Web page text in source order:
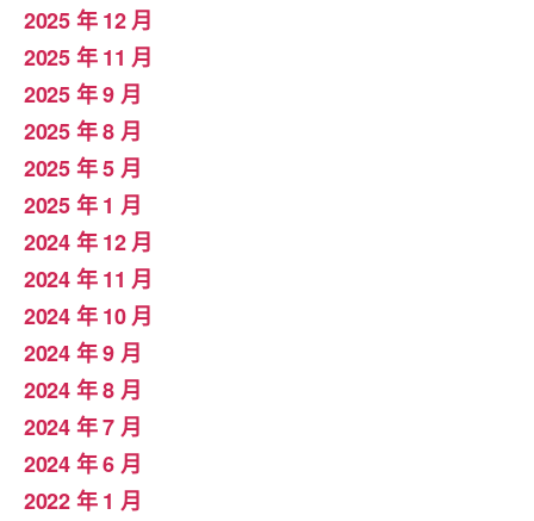
2025 年 12 月
2025 年 11 月
2025 年 9 月
2025 年 8 月
2025 年 5 月
2025 年 1 月
2024 年 12 月
2024 年 11 月
2024 年 10 月
2024 年 9 月
2024 年 8 月
2024 年 7 月
2024 年 6 月
2022 年 1 月